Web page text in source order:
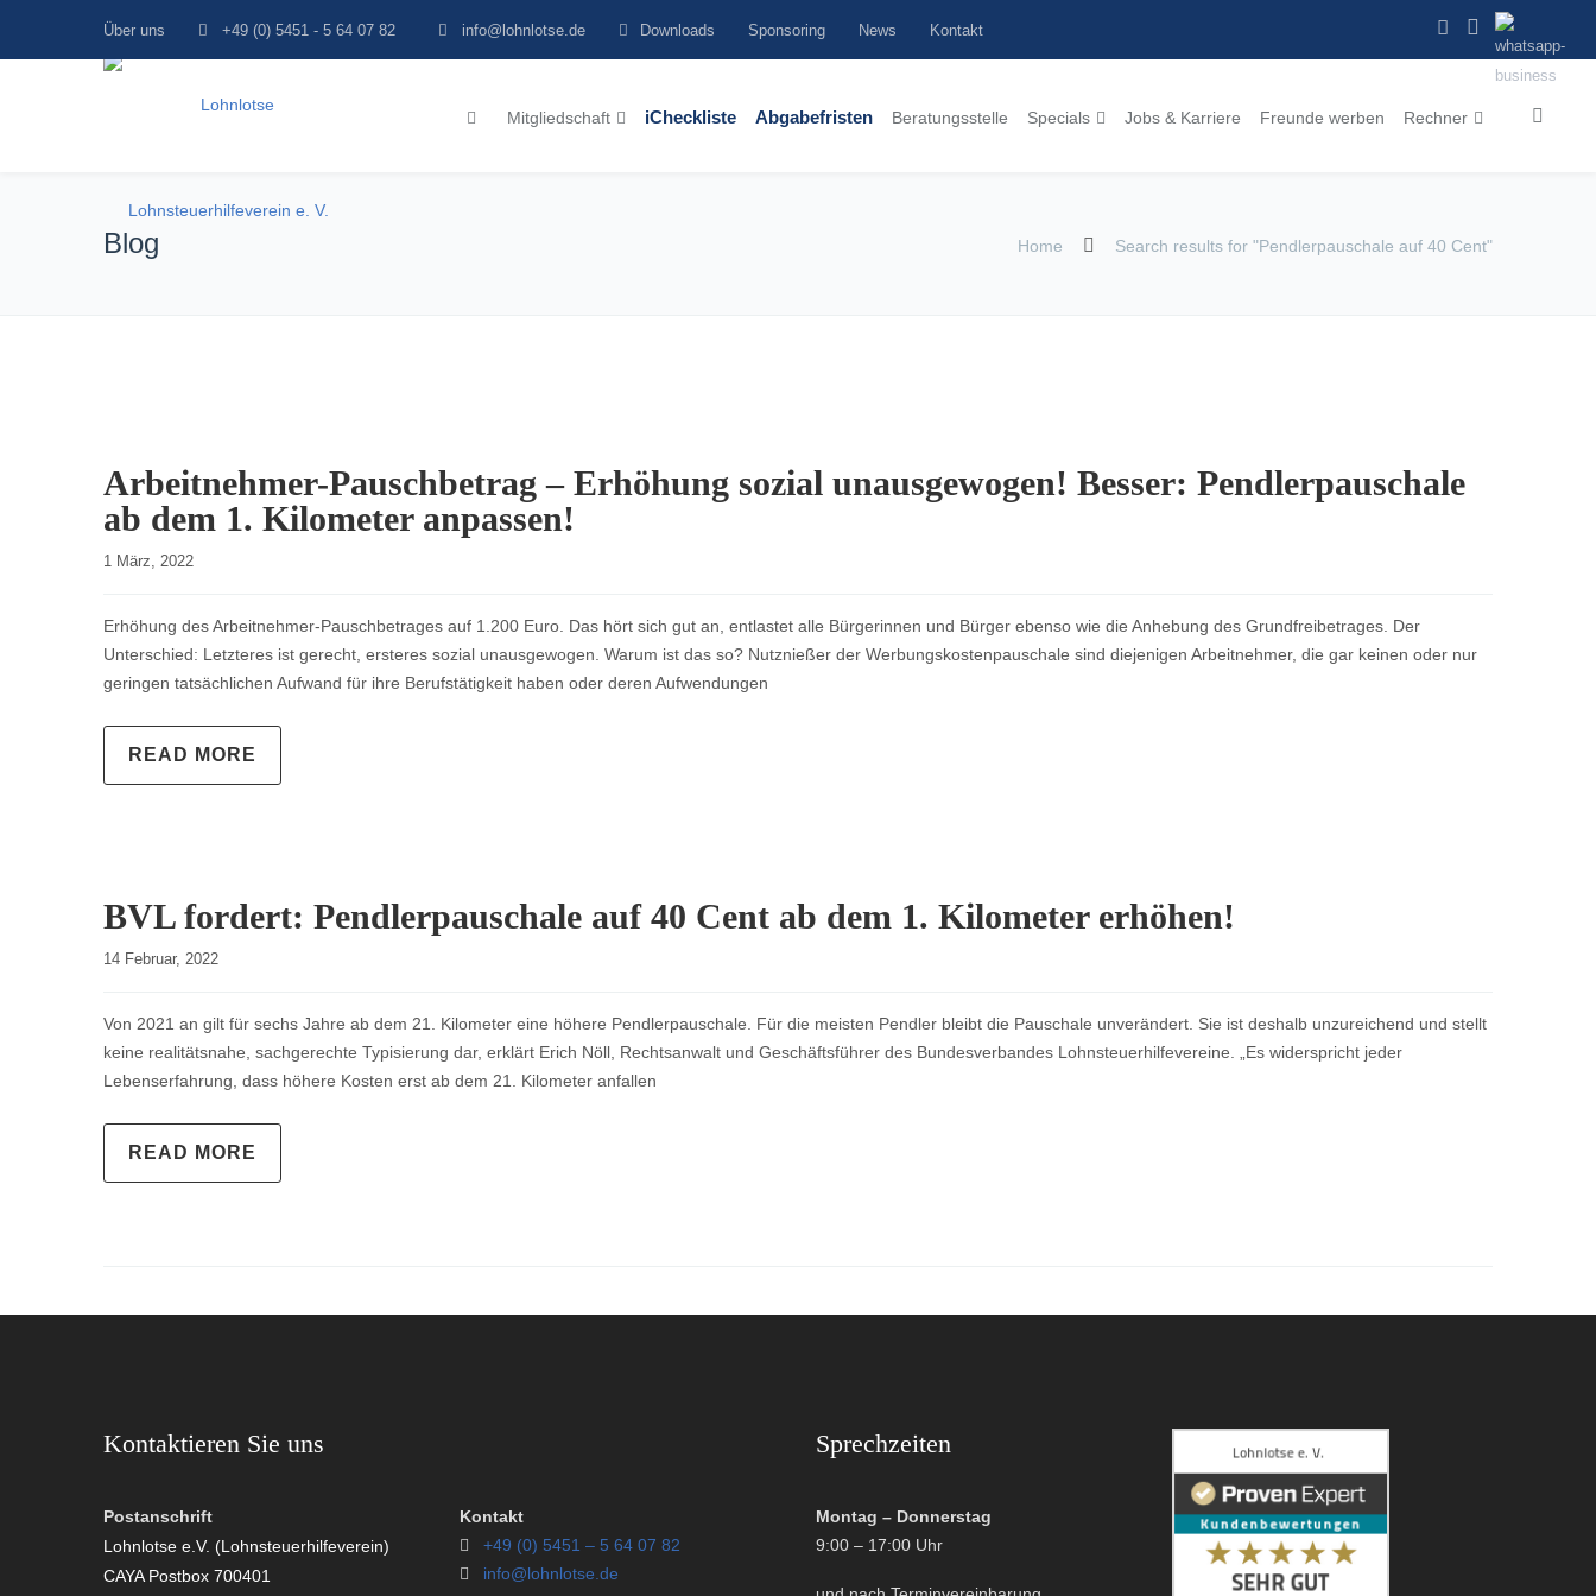
Über uns +49 (0) 5451 - 5 64 07 82 info@lohnlotse.de Downloads Sponsoring News Kontakt
Mitgliedschaft iCheckliste Abgabefristen Beratungsstelle Specials Jobs & Karriere Freunde werben Rechner
Blog Home Search results for "Pendlerpauschale auf 40 Cent"
Arbeitnehmer-Pauschbetrag – Erhöhung sozial unausgewogen! Besser: Pendlerpauschale
ab dem 1. Kilometer anpassen!
1 März, 2022
Erhöhung des Arbeitnehmer-Pauschbetrages auf 1.200 Euro. Das hört sich gut an, entlastet alle Bürgerinnen und Bürger ebenso wie die Anhebung des Grundfreibetrages. Der
Unterschied: Letzteres ist gerecht, ersteres sozial unausgewogen. Warum ist das so? Nutznießer der Werbungskostenpauschale sind diejenigen Arbeitnehmer, die gar keinen oder nur
geringen tatsächlichen Aufwand für ihre Berufstätigkeit haben oder deren Aufwendungen
READ MORE
BVL fordert: Pendlerpauschale auf 40 Cent ab dem 1. Kilometer erhöhen!
14 Februar, 2022
Von 2021 an gilt für sechs Jahre ab dem 21. Kilometer eine höhere Pendlerpauschale. Für die meisten Pendler bleibt die Pauschale unverändert. Sie ist deshalb unzureichend und stellt
keine realitätsnahe, sachgerechte Typisierung dar, erklärt Erich Nöll, Rechtsanwalt und Geschäftsführer des Bundesverbandes Lohnsteuerhilfevereine. „Es widerspricht jeder
Lebenserfahrung, dass höhere Kosten erst ab dem 21. Kilometer anfallen
READ MORE
Kontaktieren Sie uns
Postanschrift
Lohnlotse e.V. (Lohnsteuerhilfeverein)
CAYA Postbox 700401
Kontakt
+49 (0) 5451 – 5 64 07 82
info@lohnlotse.de
Sprechzeiten
Montag – Donnerstag
9:00 – 17:00 Uhr
Kundenbewertungen und Erfahrungen zu